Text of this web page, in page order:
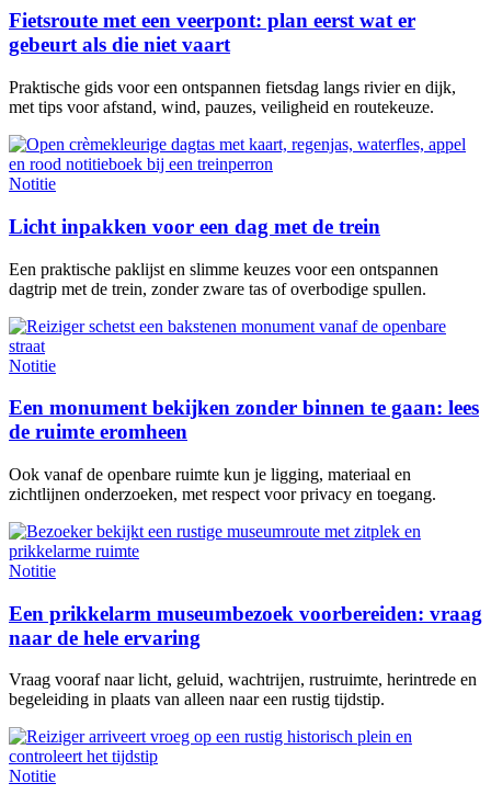
Fietsroute met een veerpont: plan eerst wat er
gebeurt als die niet vaart
Praktische gids voor een ontspannen fietsdag langs rivier en dijk,
met tips voor afstand, wind, pauzes, veiligheid en routekeuze.
Notitie
Licht inpakken voor een dag met de trein
Een praktische paklijst en slimme keuzes voor een ontspannen
dagtrip met de trein, zonder zware tas of overbodige spullen.
Notitie
Een monument bekijken zonder binnen te gaan: lees
de ruimte eromheen
Ook vanaf de openbare ruimte kun je ligging, materiaal en
zichtlijnen onderzoeken, met respect voor privacy en toegang.
Notitie
Een prikkelarm museumbezoek voorbereiden: vraag
naar de hele ervaring
Vraag vooraf naar licht, geluid, wachtrijen, rustruimte, herintrede en
begeleiding in plaats van alleen naar een rustig tijdstip.
Notitie